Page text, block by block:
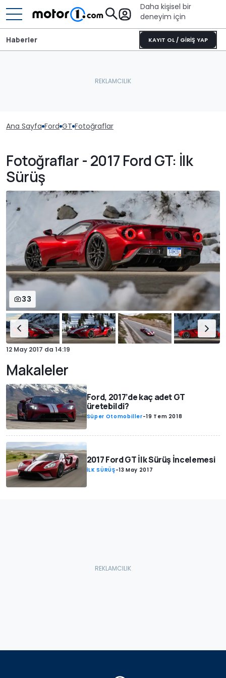
Daha kişisel bir
deneyim için
KAYIT OL / GİRİŞ YAP
Haberler
Ana Sayfa Ford GT Fotoğraflar
Fotoğraflar - 2017 Ford GT: İlk
Sürüş
33
12 May 2017 da 14:19
Makaleler
Ford, 2017’de kaç adet GT
üretebildi?
Süper Otomobiller-19 Tem 2018
2017 Ford GT İlk Sürüş İncelemesi
İLK SÜRÜŞ-13 May 2017